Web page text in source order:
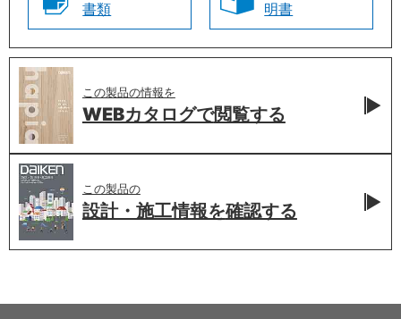
書類
明書
この製品の情報を
WEBカタログで閲覧する
この製品の
設計・施工情報を確認する